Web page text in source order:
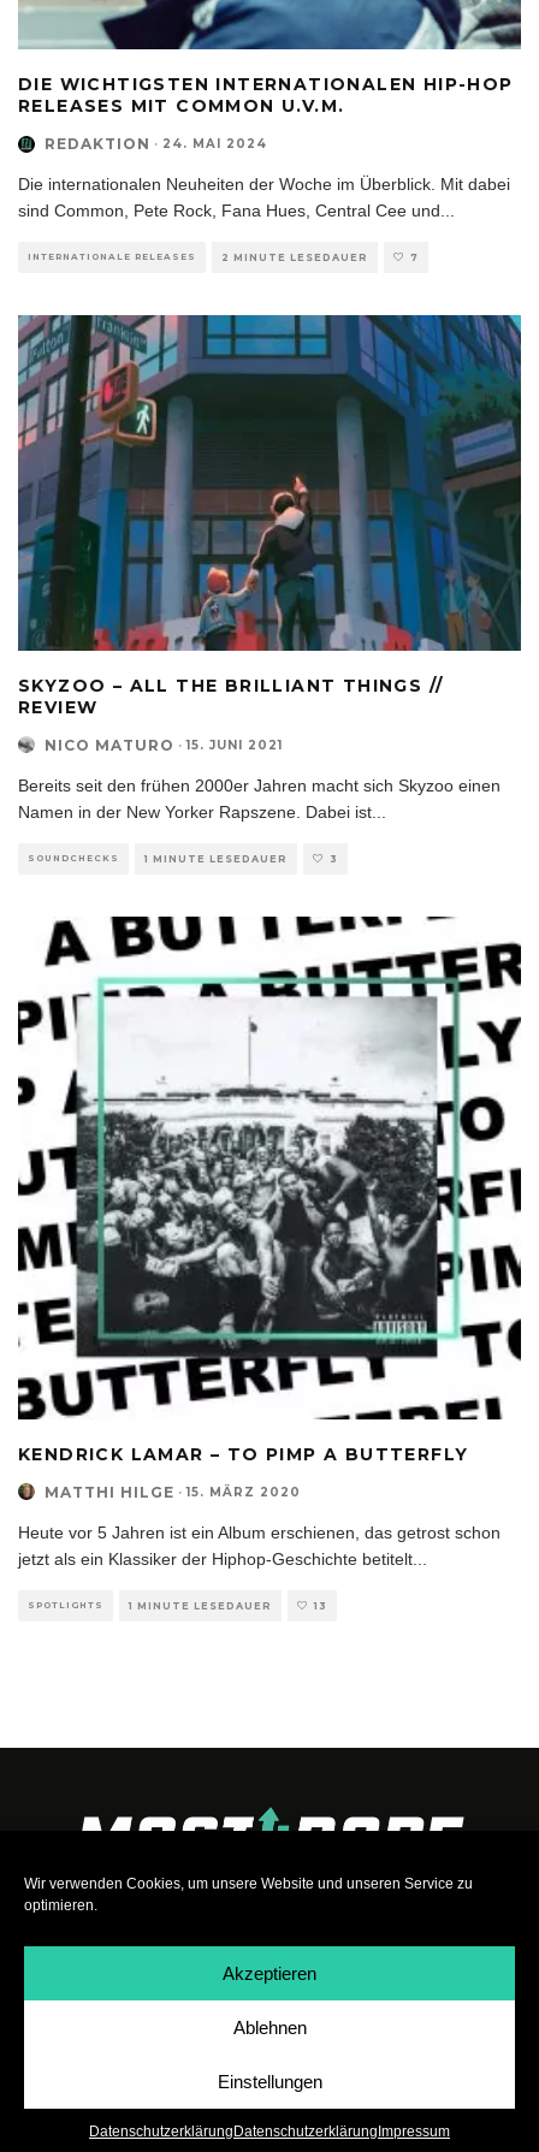
Wir verwenden Cookies, um unsere Website und unseren Service zu
optimieren.
Akzeptieren
Ablehnen
Einstellungen
Datenschutzerklärung Datenschutzerklärung Impressum
DIE WICHTIGSTEN INTERNATIONALEN HIP-HOP
RELEASES MIT COMMON U.V.M.
REDAKTION · 24. MAI 2024
Die internationalen Neuheiten der Woche im Überblick. Mit dabei
sind Common, Pete Rock, Fana Hues, Central Cee und...
INTERNATIONALE RELEASES 2 MINUTE LESEDAUER 7
SKYZOO – ALL THE BRILLIANT THINGS //
REVIEW
NICO MATURO · 15. JUNI 2021
Bereits seit den frühen 2000er Jahren macht sich Skyzoo einen
Namen in der New Yorker Rapszene. Dabei ist
SOUNDCHECKS 1 MINUTE LESEDAUER 3
KENDRICK LAMAR – TO PIMP A BUTTERFLY
MATTHI HILGE · 15. MÄRZ 2020
Heute vor 5 Jahren ist ein Album erschienen, das getrost schon
jetzt als ein Klassiker der Hiphop-Geschichte betitelt
SPOTLIGHTS 1 MINUTE LESEDAUER 13
Datenschutz|Teilnahmebedingungen